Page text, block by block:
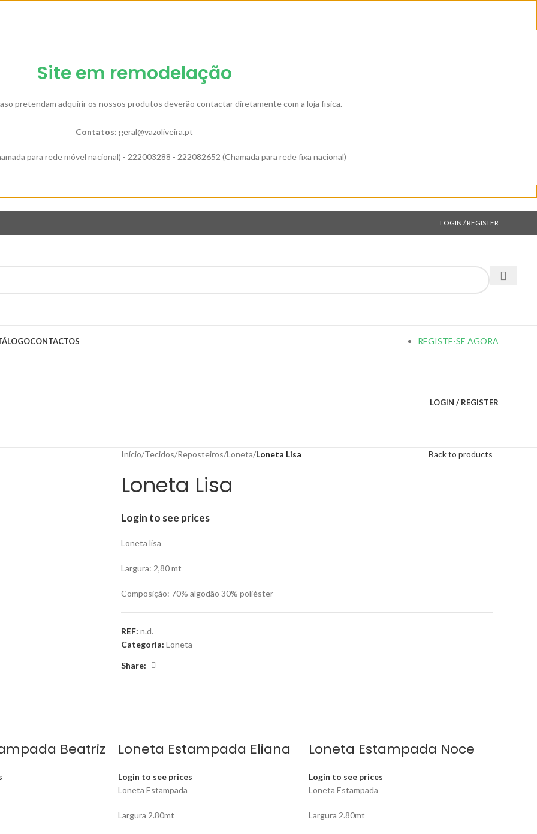
Site em remodelação
pretendam adquirir os nossos produtos deverão contactar diretamente com a loja fisica.
Contatos: geral@vazoliveira.pt
para rede móvel nacional) - 222003288 - 222082652 (Chamada para rede fixa nacional)
LOGIN / REGISTER
CONTACTOS REGISTE-SE AGORA
LOGIN / REGISTER
Início/Tecidos/Reposteiros/Loneta/Loneta Lisa Back to products
Loneta Lisa
Login to see prices
Loneta lisa
Largura: 2,80 mt
Composição: 70% algodão 30% poliéster
REF: n.d.
Categoria: Loneta
Share:
Beatriz Loneta Estampada Eliana
Login to see prices
Loneta Estampada
Largura 2.80mt
Loneta Estampada Noce
Login to see prices
Loneta Estampada
Largura 2.80mt